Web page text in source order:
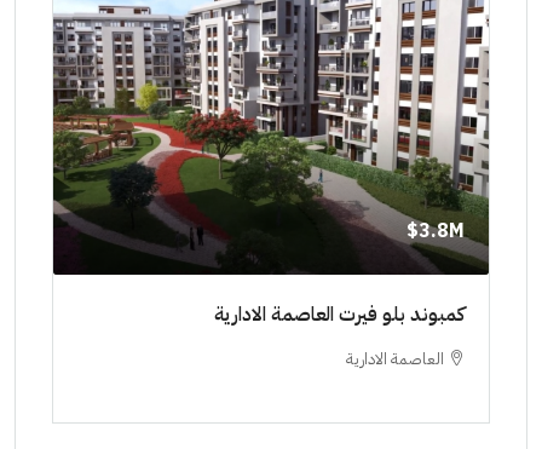
3.8M$
كمبوند بلو فيرت العاصمة الادارية
العاصمة الادارية